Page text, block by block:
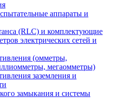
аппараты и
(RLC) и комплектующие
электрических сетей и
(омметры,
мегаомметры)
заземления и
замыкания и системы